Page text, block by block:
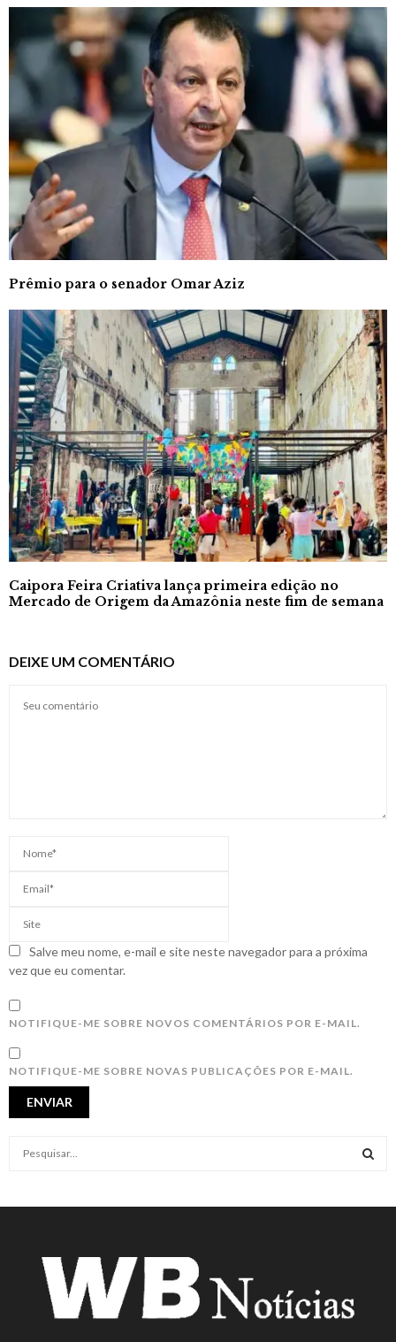
Prêmio para o senador Omar Aziz
Caipora Feira Criativa lança primeira edição no
Mercado de Origem da Amazônia neste fim de semana
DEIXE UM COMENTÁRIO
Salve meu nome, e-mail e site neste navegador para a próxima
vez que eu comentar.
NOTIFIQUE-ME SOBRE NOVOS COMENTÁRIOS POR E-MAIL.
NOTIFIQUE-ME SOBRE NOVAS PUBLICAÇÕES POR E-MAIL.